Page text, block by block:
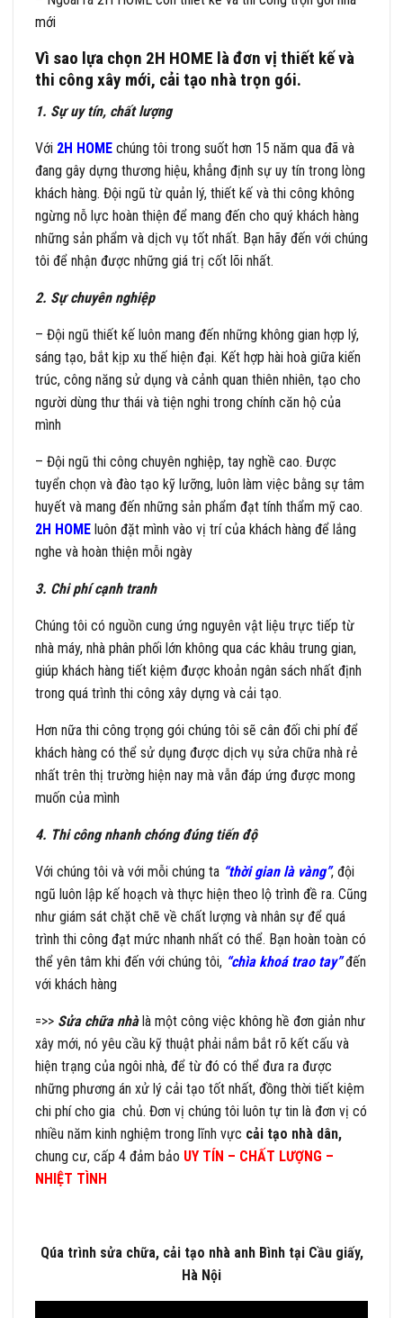
mới
Vì sao lựa chọn 2H HOME là đơn vị thiết kế và
thi công xây mới, cải tạo nhà trọn gói.
1. Sự uy tín, chất lượng
Với 2H HOME chúng tôi trong suốt hơn 15 năm qua đã và
đang gây dựng thương hiệu, khẳng định sự uy tín trong lòng
khách hàng. Đội ngũ từ quản lý, thiết kế và thi công không
ngừng nỗ lực hoàn thiện để mang đến cho quý khách hàng
những sản phẩm và dịch vụ tốt nhất. Bạn hãy đến với chúng
tôi để nhận được những giá trị cốt lõi nhất.
2. Sự chuyên nghiệp
– Đội ngũ thiết kế luôn mang đến những không gian hợp lý,
sáng tạo, bắt kịp xu thế hiện đại. Kết hợp hài hoà giữa kiến
trúc, công năng sử dụng và cảnh quan thiên nhiên, tạo cho
người dùng thư thái và tiện nghi trong chính căn hộ của
mình
– Đội ngũ thi công chuyên nghiệp, tay nghề cao. Được
tuyển chọn và đào tạo kỹ lưỡng, luôn làm việc bằng sự tâm
huyết và mang đến những sản phẩm đạt tính thẩm mỹ cao.
2H HOME luôn đặt mình vào vị trí của khách hàng để lắng
nghe và hoàn thiện mỗi ngày
3. Chi phí cạnh tranh
Chúng tôi có nguồn cung ứng nguyên vật liệu trực tiếp từ
nhà máy, nhà phân phối lớn không qua các khâu trung gian,
giúp khách hàng tiết kiệm được khoản ngân sách nhất định
trong quá trình thi công xây dựng và cải tạo.
Hơn nữa thi công trọng gói chúng tôi sẽ cân đối chi phí để
khách hàng có thể sử dụng được dịch vụ sửa chữa nhà rẻ
nhất trên thị trường hiện nay mà vẫn đáp ứng được mong
muốn của mình
4. Thi công nhanh chóng đúng tiến độ
Với chúng tôi và với mỗi chúng ta “thời gian là vàng”, đội
ngũ luôn lập kế hoạch và thực hiện theo lộ trình đề ra. Cũng
như giám sát chặt chẽ về chất lượng và nhân sự để quá
trình thi công đạt mức nhanh nhất có thể. Bạn hoàn toàn có
thể yên tâm khi đến với chúng tôi, “chìa khoá trao tay”đến
với khách hàng
=>> Sửa chữa nhàlà một công việc không hề đơn giản như
xây mới, nó yêu cầu kỹ thuật phải nắm bắt rõ kết cấu và
hiện trạng của ngôi nhà, để từ đó có thể đưa ra được
những phương án xử lý cải tạo tốt nhất, đồng thời tiết kiệm
chi phí cho gia chủ. Đơn vị chúng tôi luôn tự tin là đơn vị có
nhiều năm kinh nghiệm trong lĩnh vực cải tạo nhà dân,
chung cư, cấp 4 đảm bảo UY TÍN – CHẤT LƯỢNG –
NHIỆT TÌNH
Qúa trình sửa chữa, cải tạo nhà anh Bình tại Cầu giấy,
Hà Nội